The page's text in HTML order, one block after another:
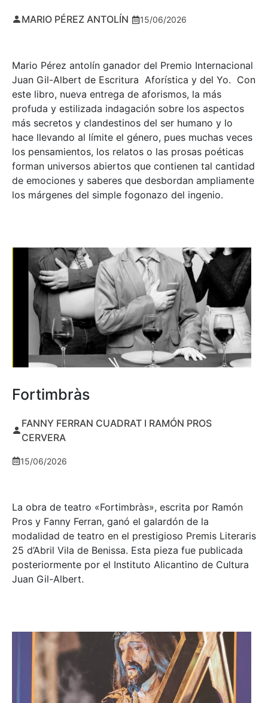
MARIO PÉREZ ANTOLÍN 15/06/2026
Mario Pérez antolín ganador del Premio Internacional
Juan Gil-Albert de Escritura Aforística y del Yo. Con
este libro, nueva entrega de aforismos, la más
profuda y estilizada indagación sobre los aspectos
más secretos y clandestinos del ser humano y lo
hace llevando al límite el género, pues muchas veces
los pensamientos, los relatos o las prosas poéticas
forman universos abiertos que contienen tal cantidad
de emociones y saberes que desbordan ampliamente
los márgenes del simple fogonazo del ingenio.
Fortimbràs
FANNY FERRAN CUADRAT I RAMÓN PROS
CERVERA
15/06/2026
La obra de teatro «Fortimbràs», escrita por Ramón
Pros y Fanny Ferran, ganó el galardón de la
modalidad de teatro en el prestigioso Premis Literaris
25 d’Abril Vila de Benissa. Esta pieza fue publicada
posteriormente por el Instituto Alicantino de Cultura
Juan Gil-Albert.